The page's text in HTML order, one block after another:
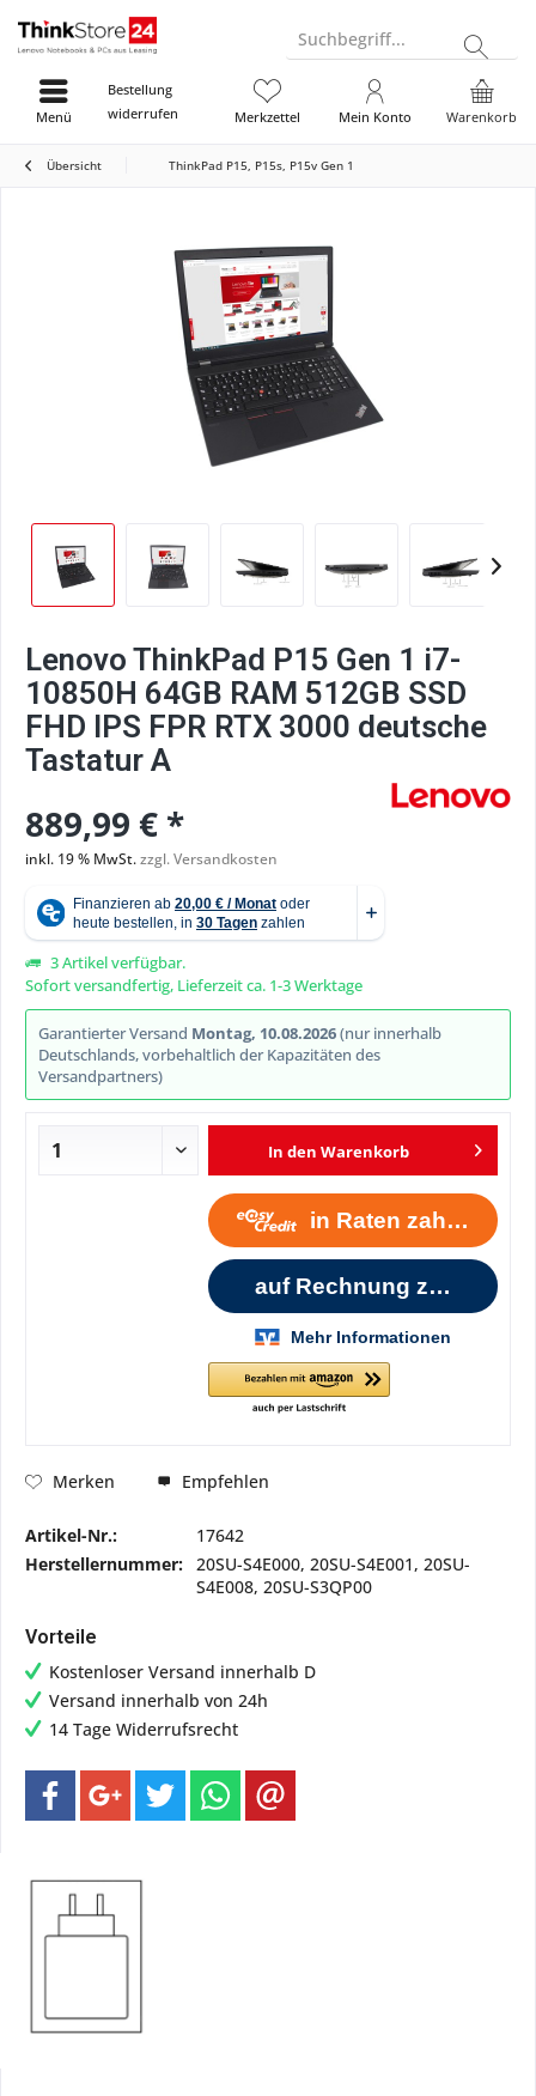
Suchbegriff...
Bestellung
widerrufen
Warenkorb
Merkzettel Mein Konto
Menü
Übersicht ThinkPad P15, P15s, P15v Gen 1
Lenovo ThinkPad P15 Gen 1 i7-
10850H 64GB RAM 512GB SSD
FHD IPS FPR RTX 3000 deutsche
Tastatur A
889,99 € *
inkl. 19 % MwSt.zzgl. Versandkosten
3 Artikel verfügbar.
Sofort versandfertig, Lieferzeit ca. 1-3 Werktage
Garantierter Versand Montag, 10.08.2026(nur innerhalb
Deutschlands, vorbehaltlich der Kapazitäten des
Versandpartners)
In den Warenkorb
Merken Empfehlen
Artikel-Nr.:
17642
Herstellernummer:
20SU-S4E000, 20SU-S4E001, 20SU-
S4E008, 20SU-S3QP00
Vorteile
Kostenloser Versand innerhalb D
Versand innerhalb von 24h
14 Tage Widerrufsrecht